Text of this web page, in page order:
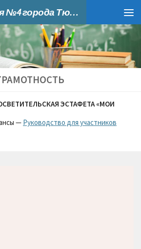
МАОУ гимназия №4 города Тюмени
ЭСТАФЕТА «МОИ
— Руководство для участников